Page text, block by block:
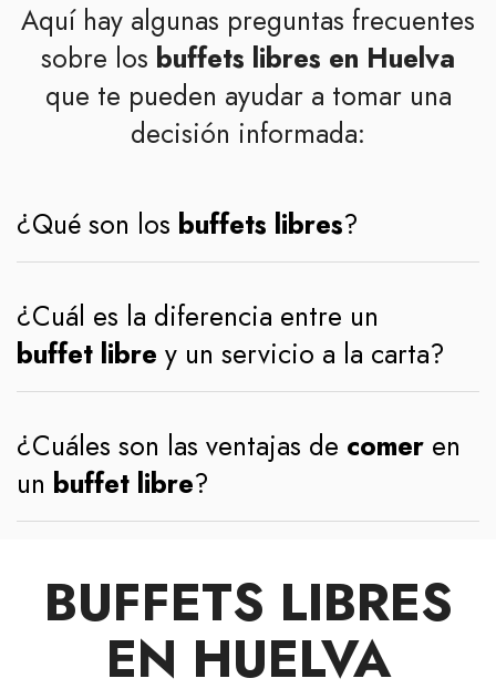
Aquí hay algunas preguntas frecuentes
sobre los buffets libres en Huelva
que te pueden ayudar a tomar una
decisión informada:
¿Qué son los buffets libres?
¿Cuál es la diferencia entre un
buffet libre y un servicio a la carta?
¿Cuáles son las ventajas de comer en
un buffet libre?
BUFFETS LIBRES
EN HUELVA